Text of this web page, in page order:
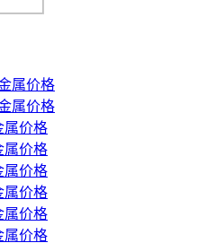
属价格
属价格
属价格
属价格
属价格
属价格
属价格
属价格